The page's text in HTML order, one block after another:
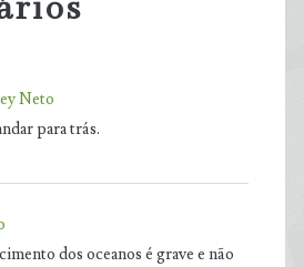
Neto
para trás.
dos oceanos é grave e não